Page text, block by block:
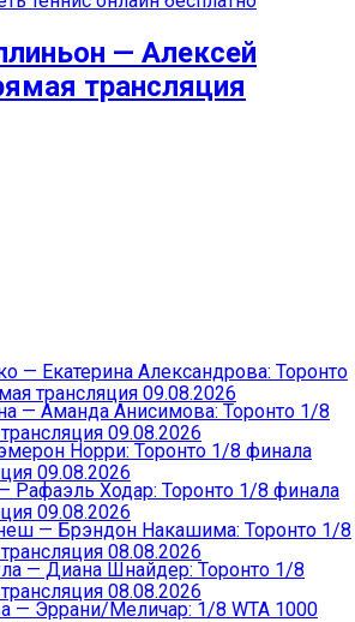
— Алексей
трансляция
— Екатерина Александрова: Торонто
трансляция 09.08.2026
— Аманда Анисимова: Торонто 1/8
09.08.2026
Норри: Торонто 1/8 финала
09.08.2026
Рафаэль Ходар: Торонто 1/8 финала
09.08.2026
— Брэндон Накашима: Торонто 1/8
08.08.2026
— Диана Шнайдер: Торонто 1/8
08.08.2026
— Эррани/Меличар: 1/8 WTA 1000